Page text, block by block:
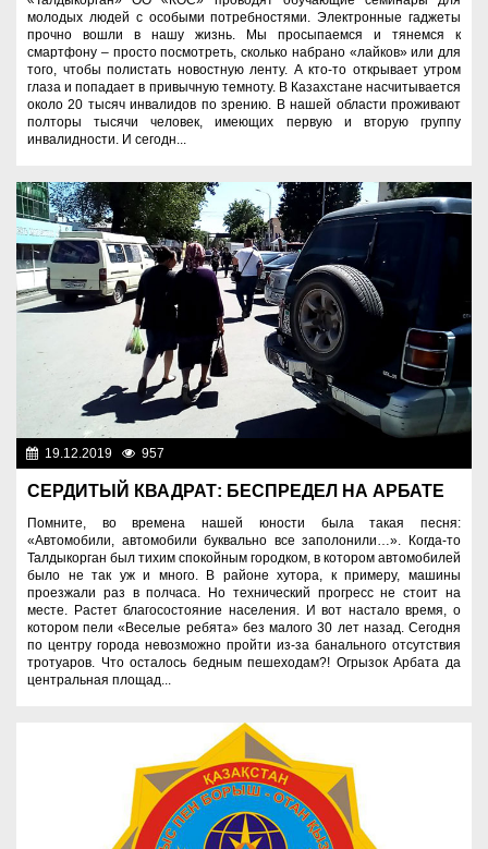
молодых людей с особыми потребностями. Электронные гаджеты
прочно вошли в нашу жизнь. Мы просыпаемся и тянемся к
смартфону – просто посмотреть, сколько набрано «лайков» или для
того, чтобы полистать новостную ленту. А кто-то открывает утром
глаза и попадает в привычную темноту. В Казахстане насчитывается
около 20 тысяч инвалидов по зрению. В нашей области проживают
полторы тысячи человек, имеющих первую и вторую группу
инвалидности. И сегодн...
19.12.2019 957
СЕРДИТЫЙ КВАДРАТ: БЕСПРЕДЕЛ НА АРБАТЕ
Помните, во времена нашей юности была такая песня:
«Автомобили, автомобили буквально все заполонили…». Когда-то
Талдыкорган был тихим спокойным городком, в котором автомобилей
было не так уж и много. В районе хутора, к примеру, машины
проезжали раз в полчаса. Но технический прогресс не стоит на
месте. Растет благосостояние населения. И вот настало время, о
котором пели «Веселые ребята» без малого 30 лет назад. Сегодня
по центру города невозможно пройти из-за банального отсутствия
тротуаров. Что осталось бедным пешеходам?! Огрызок Арбата да
центральная площад...